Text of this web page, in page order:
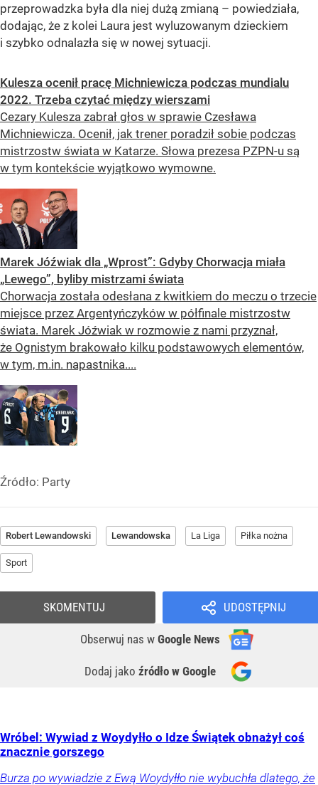
przeprowadzka była dla niej dużą zmianą – powiedziała,
dodając, że z kolei Laura jest wyluzowanym dzieckiem
i szybko odnalazła się w nowej sytuacji.
Kulesza ocenił pracę Michniewicza podczas mundialu
2022. Trzeba czytać między wierszami
Cezary Kulesza zabrał głos w sprawie Czesława
Michniewicza. Ocenił, jak trener poradził sobie podczas
mistrzostw świata w Katarze. Słowa prezesa PZPN-u są
w tym kontekście wyjątkowo wymowne.
Marek Jóźwiak dla „Wprost”: Gdyby Chorwacja miała
„Lewego”, byliby mistrzami świata
Chorwacja została odesłana z kwitkiem do meczu o trzecie
miejsce przez Argentyńczyków w półfinale mistrzostw
świata. Marek Jóźwiak w rozmowie z nami przyznał,
że Ognistym brakowało kilku podstawowych elementów,
w tym, m.in. napastnika....
Źródło: Party
Robert Lewandowski Lewandowska La Liga Piłka nożna
Sport
UDOSTĘPNIJ
Obserwuj nas w Google News
Dodaj jako źródło w Google
SKOMENTUJ
Wróbel: Wywiad z Woydyłło o Idze Świątek obnażył coś
znacznie gorszego
Burza po wywiadzie z Ewą Woydyłło nie wybuchła dlatego, że